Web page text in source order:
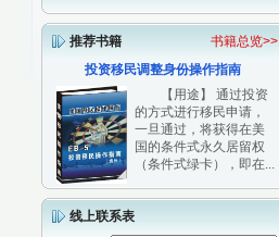
推荐书籍
书籍总览>>
投资移民调整身份操作指南
【用途】 通过投资
的方式进行移民申请，
一旦通过，将获得在美
国的条件式永久居留权
（条件式绿卡），即在...
线上联系表